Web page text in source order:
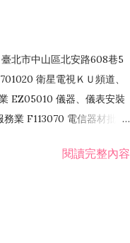
北市中山區北安路608巷5
衛星電視ＫＵ頻道、
EZ05010 儀器、儀表安裝
業 F113070 電信器材批發
閱讀完整內容